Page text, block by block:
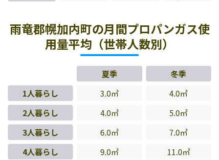
雨竜郡幌加内町の月間プロパンガス使
用量平均（世帯人数別）
夏季
冬季
1人暮らし
3.0㎥
4.0㎥
2人暮らし
4.0㎥
5.0㎥
3人暮らし
6.0㎥
7.0㎥
4人暮らし
9.0㎥ 11.0㎥